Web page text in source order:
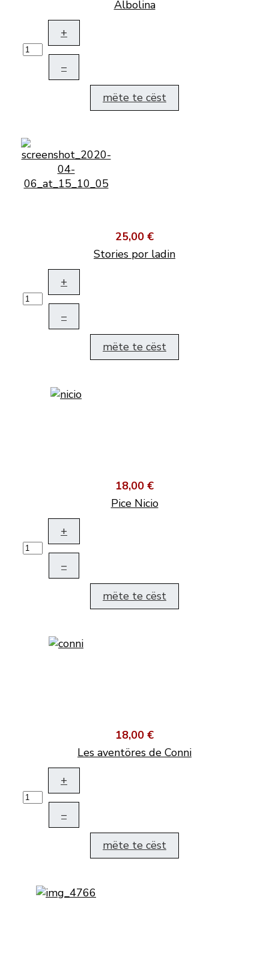
Albolina
+
–
mëte te cëst
25,00 €
Stories por ladin
+
–
mëte te cëst
18,00 €
Pice Nicio
+
–
mëte te cëst
18,00 €
Les aventöres de Conni
+
–
mëte te cëst